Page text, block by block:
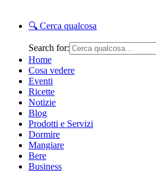
🔍 Cerca qualcosa
Search for:
Home
Cosa vedere
Eventi
Ricette
Notizie
Blog
Prodotti e Servizi
Dormire
Mangiare
Bere
Business